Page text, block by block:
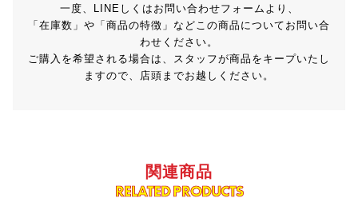
一度、LINEしくはお問い合わせフォームより、
「在庫数」や「商品の特徴」などこの商品についてお問い合
わせください。
ご購入を希望される場合は、スタッフが商品をキープいたし
ますので、店頭までお越しください。
関連商品
RELATED PRODUCTS